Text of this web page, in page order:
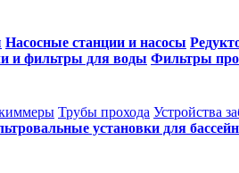
Насосные станции и насосы
и фильтры для воды Фильтры
Трубы прохода Устройства
установки для